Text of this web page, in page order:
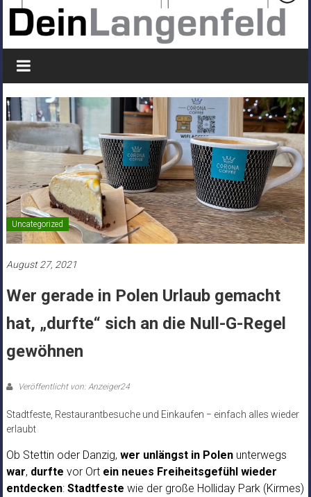
Uncategorized
August 27, 2021
Wer gerade in Polen Urlaub gemacht
hat, „durfte“ sich an die Null-G-Regel
gewöhnen
Veröffentlicht von: Anzeiger24
Stadtfeste, Restaurantbesuche und Einkaufen − einfach alles wieder
erlaubt
Ob Stettin oder Danzig, wer unlängst in Polenunterwegs
war, durfte vor Ort ein neues Freiheitsgefühl wieder
entdecken: Stadtfeste wie der große Holliday Park (Kirmes)